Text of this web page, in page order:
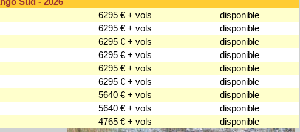
6295 € + vols
disponible
6295 € + vols
disponible
6295 € + vols
disponible
6295 € + vols
disponible
6295 € + vols
disponible
6295 € + vols
disponible
5640 € + vols
disponible
5640 € + vols
disponible
4765 € + vols disponible